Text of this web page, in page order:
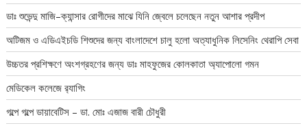
ডাঃ শুভেন্দু মাজি–ক্যান্সার রোগীদের মাঝে যিনি জ্বেলে চলেছেন নতুন আশার প্রদীপ
অটিজম ও এডিএইচডি শিশুদের জন্য বাংলাদেশে চালু হলো অত্যাধুনিক লিসেনিং থেরাপি সেবা
উচ্চতর প্রশিক্ষণে অংশগ্রহণের জন্য ডাঃ মাহফুজের কোলকাতা অ্যাপোলো গমন
মেডিকেল কলেজে র‍্যাগিং
গল্পে গল্পে ডায়াবেটিস – ডা. মোঃ এজাজ বারী চৌধুরী